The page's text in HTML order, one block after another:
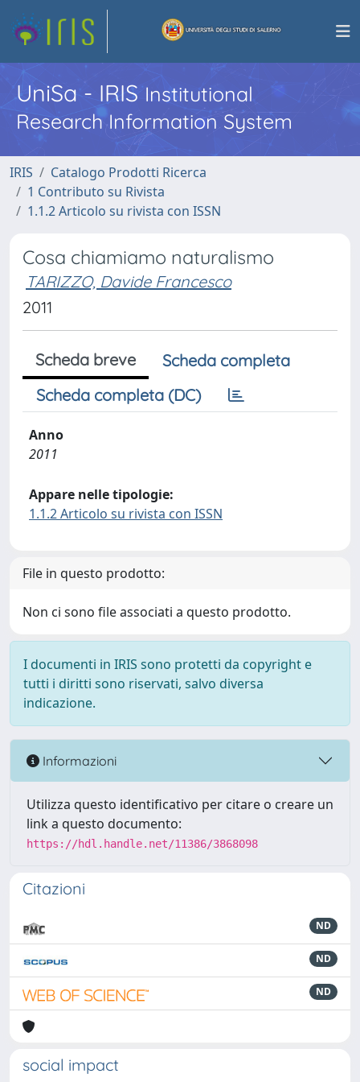
UniSa - IRISInstitutional
Research Information System
IRIS
Catalogo Prodotti Ricerca
1 Contributo su Rivista
1.1.2 Articolo su rivista con ISSN
Cosa chiamiamo naturalismo
TARIZZO, Davide Francesco
2011
Scheda breve
Scheda completa
Scheda completa (DC)
Anno
2011
Appare nelle tipologie:
1.1.2 Articolo su rivista con ISSN
File in questo prodotto:
Non ci sono file associati a questo prodotto.
I documenti in IRIS sono protetti da copyright e
tutti i diritti sono riservati, salvo diversa
indicazione.
Informazioni
Utilizza questo identificativo per citare o creare un
link a questo documento:
https://hdl.handle.net/11386/3868098
Citazioni
ND
ND
ND
social impact